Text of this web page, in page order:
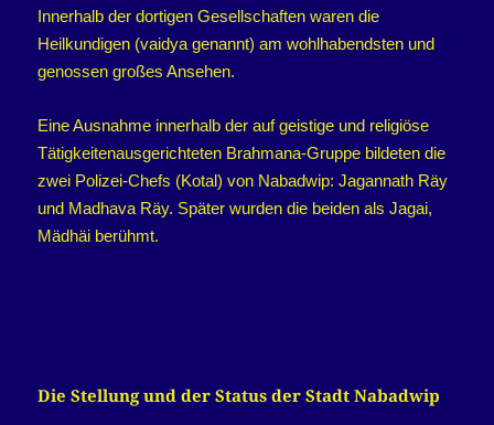
Innerhalb der dortigen Gesellschaften waren die
Heilkundigen (vaidya genannt) am wohlhabendsten und
genossen großes Ansehen.
Eine Ausnahme innerhalb der auf geistige und religiöse
Tätigkeitenausgerichteten Brahmana-Gruppe bildeten die
zwei Polizei-Chefs (Kotal) von Nabadwip: Jagannath Räy
und Madhava Räy. Später wurden die beiden als Jagai,
Mädhäi berühmt.
Die Stellung und der Status der Stadt Nabadwip